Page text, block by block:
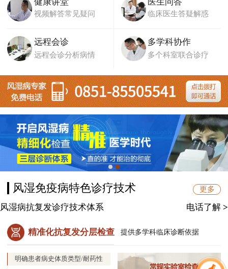
视频解答常见疑问 临床医生答疑解惑
远程会诊
远程会诊分析病情
多学科协作
多个科室联合诊疗
风湿免疫病特色诊疗技术 更多
风湿病抗复发诊疗技术体系 电话了解 >
精准化抗复发分层检查 提供多学科临床诊断依据
明确患者病史体质类型/耐药性